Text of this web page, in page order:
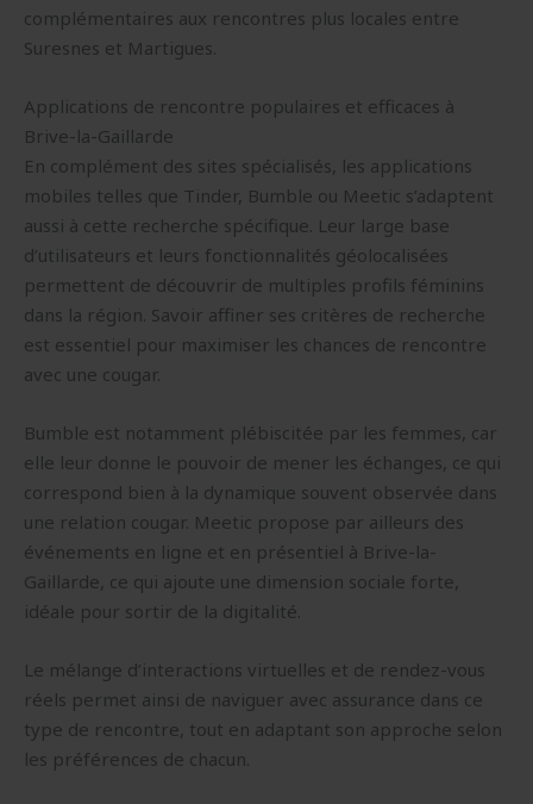
complémentaires aux rencontres plus locales entre
Suresnes et Martigues.
Applications de rencontre populaires et efficaces à
Brive-la-Gaillarde
En complément des sites spécialisés, les applications
mobiles telles que Tinder, Bumble ou Meetic s’adaptent
aussi à cette recherche spécifique. Leur large base
d’utilisateurs et leurs fonctionnalités géolocalisées
permettent de découvrir de multiples profils féminins
dans la région. Savoir affiner ses critères de recherche
est essentiel pour maximiser les chances de rencontre
avec une cougar.
Bumble est notamment plébiscitée par les femmes, car
elle leur donne le pouvoir de mener les échanges, ce qui
correspond bien à la dynamique souvent observée dans
une relation cougar. Meetic propose par ailleurs des
événements en ligne et en présentiel à Brive-la-
Gaillarde, ce qui ajoute une dimension sociale forte,
idéale pour sortir de la digitalité.
Le mélange d’interactions virtuelles et de rendez-vous
réels permet ainsi de naviguer avec assurance dans ce
type de rencontre, tout en adaptant son approche selon
les préférences de chacun.